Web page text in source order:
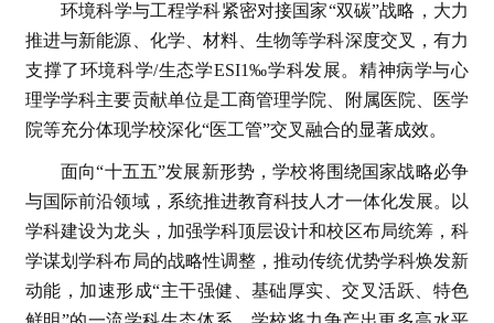
环境科学与工程学科紧密对接国家“双碳”战略，大力
推进与新能源、化学、材料、生物等学科深度交叉，有力
支撑了环境科学/生态学ESI1‰学科发展。精神病学与心
理学学科主要贡献单位是工商管理学院、附属医院、医学
院等充分体现学校深化“医工管”交叉融合的显著成效。
面向“十五五”发展新形势，学校将围绕国家战略必争
与国际前沿领域， 系统推进教育科技人才一体化发展。
以
学科建设为龙头， 加强学科顶层设计和校区布局统筹，科
学谋划学科布局的战略性调整，推动传统优势学科焕发新
动能， 加速形成“主干强健、基础厚实、交叉活跃、特色